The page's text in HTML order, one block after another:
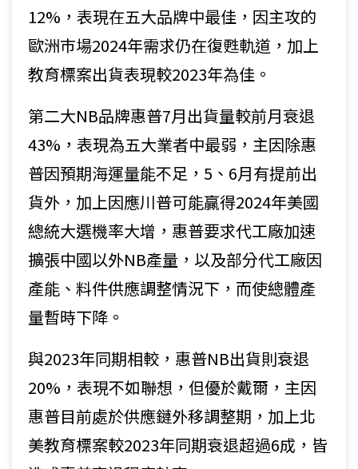
12%，表現在五大品牌中最佳，因主攻的
歐洲巿場2024年需求仍在復甦軌道，加上
教育標案出貨表現較2023年為佳。
第二大NB品牌惠普7月出貨量較前月衰退
43%，表現為五大業者中最弱，主因除惠
普因預期海運量能不足，5、6月有提前出
貨外，加上因應川普可能贏得2024年美國
總統大選機率大增，惠普要求代工廠加速
擴張中國以外NB產量，以及部分代工廠因
產能、料件供應調整情況下，而使總體產
量暫時下降。
與2023年同期相較，惠普NB出貨則衰退
20%，表現不如聯想，但優於戴爾，主因
惠普目前處於供應鏈外移調整期，加上北
美教育標案較2023年同期衰退超過6成，皆